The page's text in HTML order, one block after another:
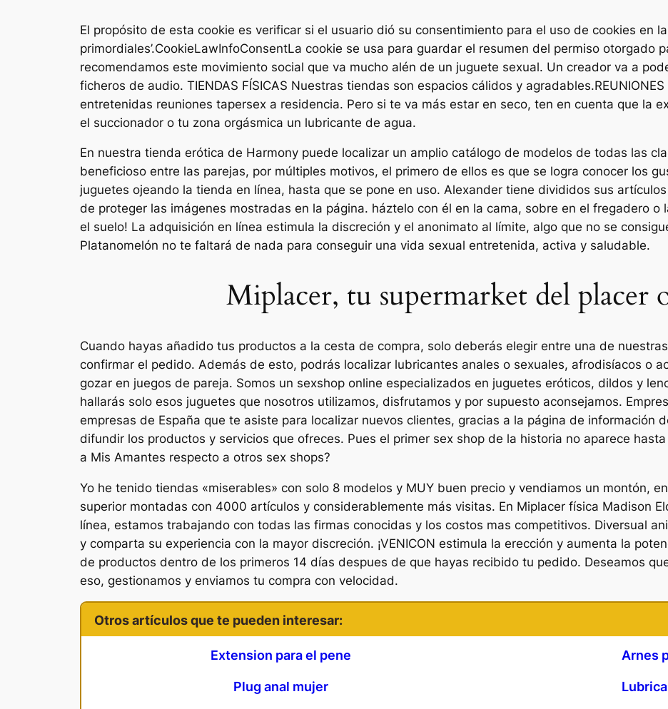
El propósito de esta cookie es verificar si el usuario dió su consentimiento para el uso de cookies en la
primordiales’.CookieLawInfoConsentLa cookie se usa para guardar el resumen del permiso otorgado
recomendamos este movimiento social que va mucho alén de un juguete sexual. Un creador va a
ficheros de audio. TIENDAS FÍSICAS Nuestras tiendas son espacios cálidos y agradables.REUNIONES
entretenidas reuniones tapersex a residencia. Pero si te va más estar en seco, ten en cuenta que la
el succionador o tu zona orgásmica un lubricante de agua.
En nuestra tienda erótica de Harmony puede localizar un amplio catálogo de modelos de todas las
beneficioso entre las parejas, por múltiples motivos, el primero de ellos es que se logra conocer los
juguetes ojeando la tienda en línea, hasta que se pone en uso. Alexander tiene divididos sus
de proteger las imágenes mostradas en la página. háztelo con él en la cama, sobre en el fregadero o
el suelo! La adquisición en línea estimula la discreción y el anonimato al límite, algo que no se
Platanomelón no te faltará de nada para conseguir una vida sexual entretenida, activa y saludable.
Miplacer, tu supermarket del placer
Cuando hayas añadido tus productos a la cesta de compra, solo deberás elegir entre una de
confirmar el pedido. Además de esto, podrás localizar lubricantes anales o sexuales, afrodisíacos o
gozar en juegos de pareja. Somos un sexshop online especializados en juguetes eróticos, dildos y
hallarás solo esos juguetes que nosotros utilizamos, disfrutamos y por supuesto aconsejamos.
empresas de España que te asiste para localizar nuevos clientes, gracias a la página de información
difundir los productos y servicios que ofreces. Pues el primer sex shop de la historia no aparece
a Mis Amantes respecto a otros sex shops?
Yo he tenido tiendas «miserables» con solo 8 modelos y MUY buen precio y vendiamos un montón,
superior montadas con 4000 artículos y considerablemente más visitas. En Miplacer física Madison
línea, estamos trabajando con todas las firmas conocidas y los costos mas competitivos. Diversual
y comparta su experiencia con la mayor discreción. ¡VENICON estimula la erección y aumenta la
de productos dentro de los primeros 14 días despues de que hayas recibido tu pedido. Deseamos
eso, gestionamos y enviamos tu compra con velocidad.
Otros artículos que te pueden interesar:
Extension para el pene Arnes
Plug anal mujer